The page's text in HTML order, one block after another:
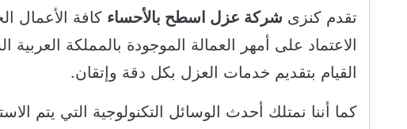
تقدم كنزى شركة عزل اسطح بالأحساء كافة الأعمال
الاعتماد على أمهر العمالة الموجودة بالمملكة
القيام بتقديم خدمات العزل بكل دقة وإتقان.
كما أننا نمتلك أحدث الوسائل التكنولوجية التي يتم